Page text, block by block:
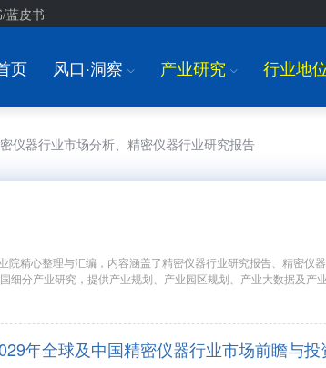
蓝皮书
页 风口·洞察 I 产业研究 I 行业地
仪器行业市场分析、精密仪器行业研究报告
院精心整理与汇编，内容涵盖了精密仪器行业研究报告、精密
细分产业研究，提供产业规划、产业园区规划、产业大数据及产
年全球及中国精密仪器行业市场前瞻与